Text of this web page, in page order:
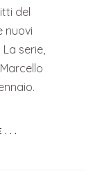
del
nuovi
serie,